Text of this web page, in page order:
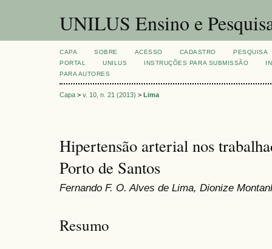
UNILUS Ensino e
CAPA SOBRE ACESSO CADASTRO
PESQUISA
PORTAL
UNILUS INSTRUÇÕES PARA SUBMISSÃO
PARA AUTORES
Capa > v. 10, n. 21 (2013) > Lima
Hipertensão arterial nos
Porto de Santos
Fernando F. O. Alves de Lima, Dionize
Resumo